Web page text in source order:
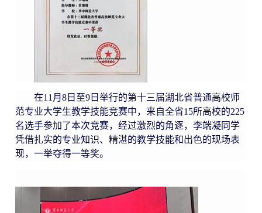
在11 月8 日至9 日举行的第十三届湖北省普通高校师
范专业大学生教学技能竞赛中，来自全省15所高校的225
名选手参加了本次竞赛，经过激烈的角逐，李端凝同学
凭借扎实的专业知识、精湛的教学技能和出色的现场表
现，一举夺得一等奖。